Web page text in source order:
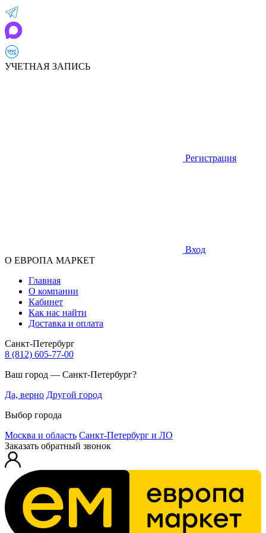
УЧЕТНАЯ ЗАПИСЬ
Регистрация
Вход
О ЕВРОПА МАРКЕТ
Главная
О компании
Кабинет
Как нас найти
Доставка и оплата
Санкт-Петербург
8 (812) 605-77-00
Ваш город — Санкт-Петербург?
Да, верно Другой город
Выбор города
Москва и область Санкт-Петербург и ЛО
Заказать обратный звонок